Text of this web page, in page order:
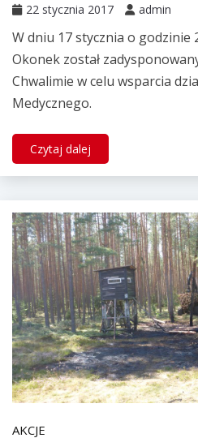
22 stycznia 2017 admin
W dniu 17 stycznia o godzinie
Okonek został
Chwalimie w celu wsparcia
Medycznego.
Czytaj dalej
AKCJE